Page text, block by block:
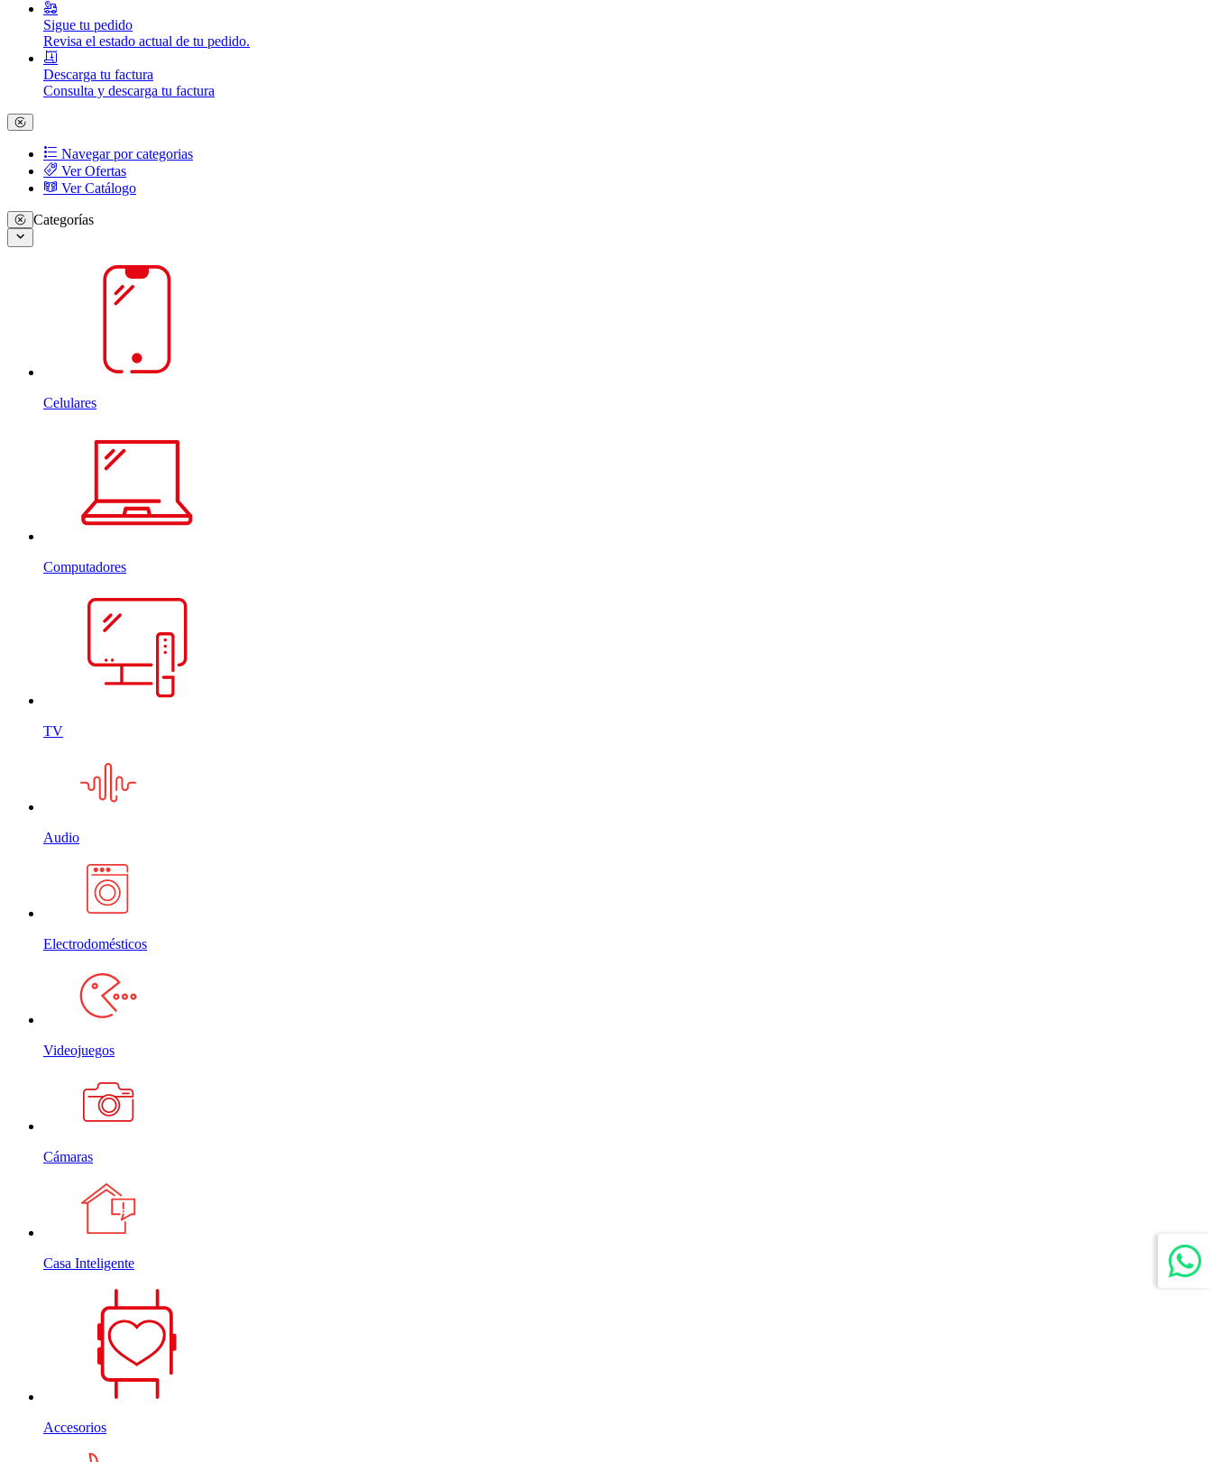
Sigue tu pedido
Revisa el estado actual de tu pedido.
Descarga tu factura
Consulta y descarga tu factura
Navegar por categorias
Ver Ofertas
Ver Catálogo
Categorías
Celulares
Computadores
TV
Audio
Electrodomésticos
Videojuegos
Cámaras
Casa Inteligente
Accesorios